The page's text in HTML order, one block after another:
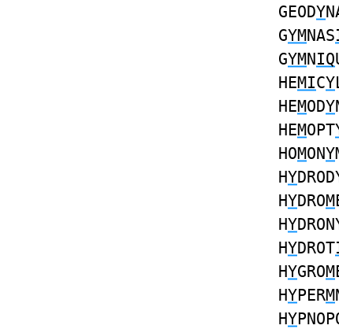
GEODY
GYMNAS
GYMNIQ
HEMICY
HEMODY
HEMOPT
HOMONY
HY
HYDROM
HY
HYDROT
HYGROM
HYPERM
HY